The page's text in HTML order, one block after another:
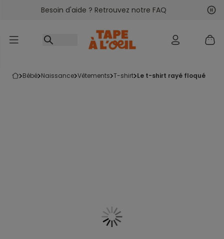
Accéder au contenu
Besoin d'aide ? Retrouvez notre FAQ
bébé naissance vêtements t-shirt le t-shirt rayé floqué